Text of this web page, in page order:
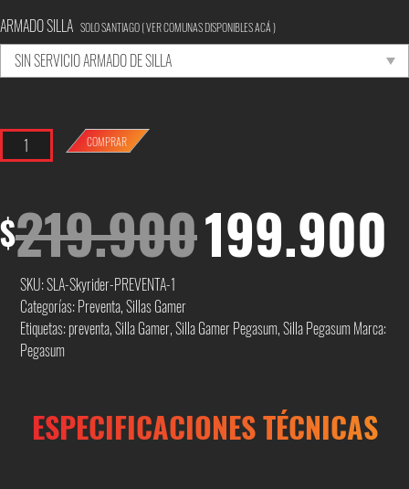
ARMADO SILLA SOLO SANTIAGO( VER COMUNAS DISPONIBLES ACÁ )
Cantidad COMPRAR
$219.900 El
precio
era:
199.900
SKU:SLA-Skyrider-PREVENTA-1
Categorías:Preventa,Sillas Gamer
Etiquetas:preventa,Silla Gamer,Silla Gamer Pegasum,Silla PegasumMarca:
Pegasum
ESPECIFICACIONES TÉCNICAS